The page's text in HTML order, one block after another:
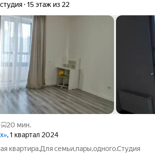
15 этаж из 22
20 мин.
, 1 квартал 2024
квартира.Для семьи,пары,одного.Студия